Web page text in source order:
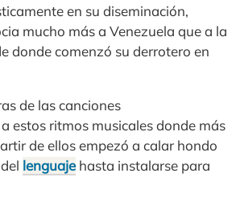
en su diseminación,
mucho más a Venezuela que a la
donde comenzó su derrotero en
de las canciones
estos ritmos musicales donde más
de ellos empezó a calar hondo
lenguajehasta instalarse para